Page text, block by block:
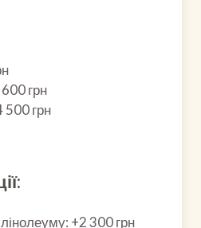
грн
500 грн
+2 300 грн